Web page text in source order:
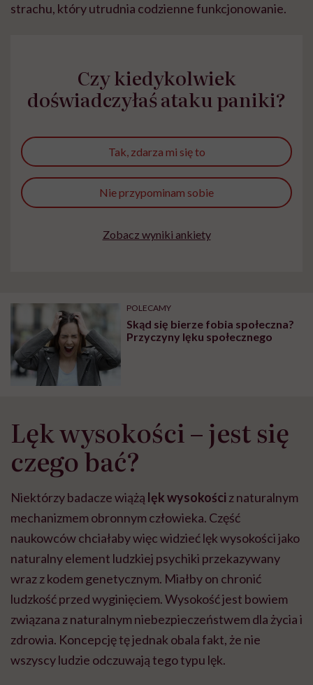
strachu, który utrudnia codzienne funkcjonowanie.
Czy kiedykolwiek
doświadczyłaś ataku paniki?
Tak, zdarza mi się to
Nie przypominam sobie
Zobacz wyniki ankiety
POLECAMY
Skąd się bierze fobia społeczna?
Przyczyny lęku społecznego
Lęk wysokości – jest się
czego bać?
Niektórzy badacze wiążą lęk wysokości z naturalnym
mechanizmem obronnym człowieka. Część
naukowców chciałaby więc widzieć lęk wysokości jako
naturalny element ludzkiej psychiki przekazywany
wraz z kodem genetycznym. Miałby on chronić
ludzkość przed wyginięciem. Wysokość jest bowiem
związana z naturalnym niebezpieczeństwem dla życia i
zdrowia. Koncepcję tę jednak obala fakt, że nie
wszyscy ludzie odczuwają tego typu lęk.